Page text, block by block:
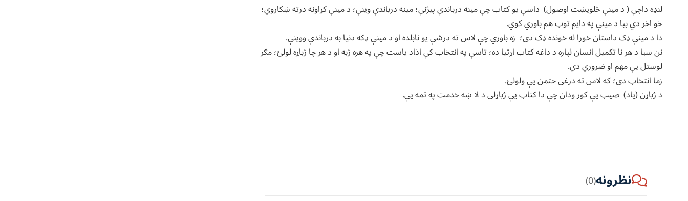
لنډه داچې ( د مینې څلویښت اوصول) داسې یو کتاب چې مینه درباندې پیژنې؛ مینه درباندې وینې؛ د مینې کړاونه درته ښکاروي؛
خو اخر دي بیا د مینې په دایم توب هم باوري کوي.
دا د مینې ډک داستان خورا له خونده ډک دی؛ زه باوري چې لاس ته درشې یو نابلده او د مینې ډکه دنیا به درباندې ووینې.
نن سبا د هر نا تکمیل انسان لپاره د داغه کتاب اړتیا ده؛ تاسې په انتخاب کې اذاد یاست چې په هره ژبه او د هر چا ژباړه لولئ؛ مګر
لوستل یې مهم او ضروري دي.
زما انتخاب دی؛ که لاس ته درغی حتمن یې ولولئ.
د ژباړن (یاد) صیب یې کور ودان چې دا کتاب یې ژباړلی د لا ښه خدمت په تمه یې.
نظرونه(0)